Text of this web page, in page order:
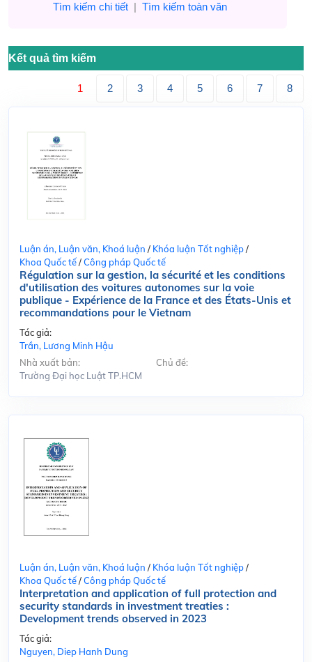
Tìm kiếm chi tiết| Tìm kiếm toàn văn
Kết quả tìm kiếm
1 2 3 4 5 6 7 8
Luận án, Luận văn, Khoá luận / Khóa luận Tốt nghiệp/
Khoa Quốc tế/Công pháp Quốc tế
Régulation sur la gestion, la sécurité et les conditions
d'utilisation des voitures autonomes sur la voie
publique - Expérience de la France et des États-Unis et
recommandations pour le Vietnam
Tác giả:
Trần, Lương Minh Hậu
Nhà xuất bản:
Trường Đại học Luật TP.HCM
Chủ đề:
Luận án, Luận văn, Khoá luận / Khóa luận Tốt nghiệp/
Khoa Quốc tế/Công pháp Quốc tế
Interpretation and application of full protection and
security standards in investment treaties :
Development trends observed in 2023
Tác giả:
Nguyen, Diep Hanh Dung